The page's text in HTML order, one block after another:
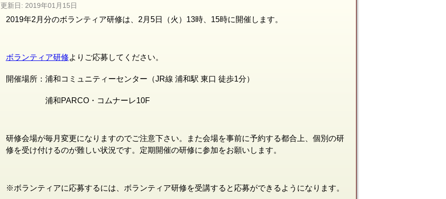
更新日: 2019年01月15日
2019年2月分のボランティア研修は、2月5日（火）13時、15時に開催します。
ボランティア研修よりご応募してください。
開催場所：浦和コミュニティーセンター（JR線 浦和駅 東口 徒歩1分）
浦和PARCO・コムナーレ10F
研修会場が毎月変更になりますのでご注意下さい。また会場を事前に予約する都合上、個別の研
修を受け付けるのが難しい状況です。定期開催の研修に参加をお願いします。
※ボランティアに応募するには、ボランティア研修を受講すると応募ができるようになります。